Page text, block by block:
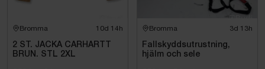
Bromma 10d 14h
2 ST. JACKA CARHARTT
BRUN. STL 2XL
Bromma 3d 13h
Fallskyddsutrustning,
hjälm och sele